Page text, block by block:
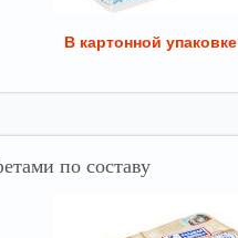
В картонной упаковке
по составу